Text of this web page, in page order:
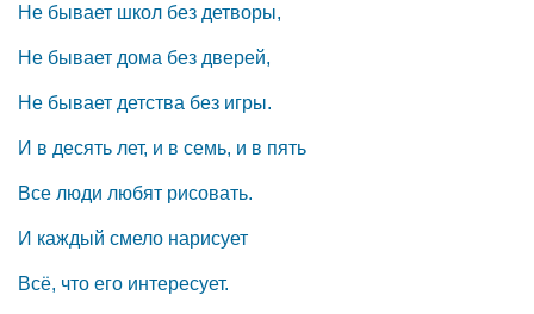
Не бывает школ без детворы,
Не бывает дома без дверей,
Не бывает детства без игры.
И в десять лет, и в семь, и в пять
Все люди любят рисовать.
И каждый смело нарисует
Всё, что его интересует.